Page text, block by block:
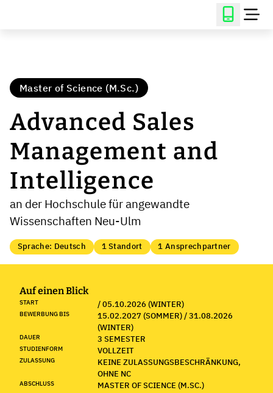
Master of Science (M.Sc.)
Advanced Sales
Management and
Intelligence
an der Hochschule für angewandte
Wissenschaften Neu-Ulm
Sprache: Deutsch 1 Standort 1 Ansprechpartner
Auf einen Blick
START / 05.10.2026 (WINTER)
BEWERBUNG BIS
15.02.2027 (SOMMER) / 31.08.2026
(WINTER)
DAUER 3 SEMESTER
STUDIENFORM VOLLZEIT
ZULASSUNG
KEINE ZULASSUNGSBESCHRÄNKUNG,
OHNE NC
ABSCHLUSS MASTER OF SCIENCE (M.SC.)